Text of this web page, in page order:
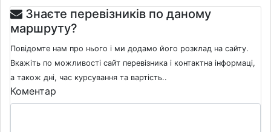
Знаєте перевізників по даному
маршруту?
Повідомте нам про нього і ми додамо його розклад на сайту.
Вкажіть по можливості сайт перевізника і контактна інформаці,
а також дні, час курсування та вартість..
Коментар